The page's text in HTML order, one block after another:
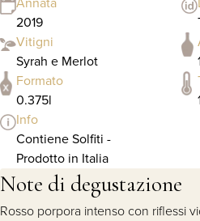
2019
Vitigni
Syrah e Merlot
Formato
0.375l
Info
Contiene Solfiti -
Prodotto in Italia
Note di degustazione
Rosso porpora intenso con riflessi